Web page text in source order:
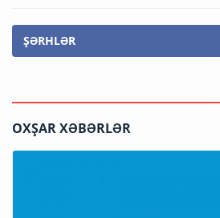
ŞƏRHLƏR
OXŞAR XƏBƏRLƏR